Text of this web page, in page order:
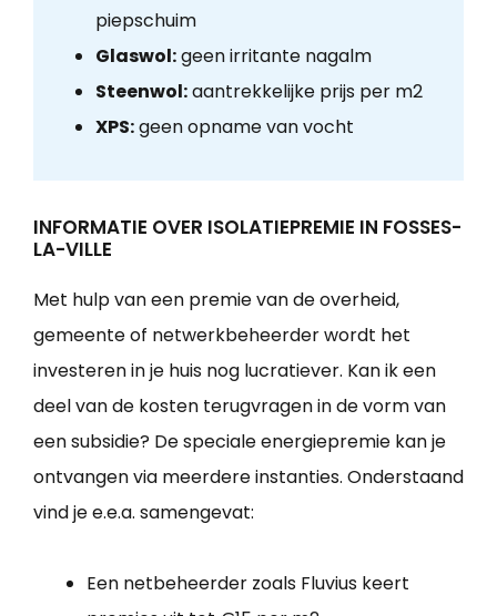
piepschuim
Glaswol:geen irritante nagalm
Steenwol:aantrekkelijke prijs per m2
XPS:geen opname van vocht
INFORMATIE OVER ISOLATIEPREMIE IN FOSSES-
LA-VILLE
Met hulp van een premie van de overheid,
gemeente of netwerkbeheerder wordt het
investeren in je huis nog lucratiever. Kan ik een
deel van de kosten terugvragen in de vorm van
een subsidie? De speciale energiepremie kan je
ontvangen via meerdere instanties. Onderstaand
vind je e.e.a. samengevat:
Een netbeheerder zoals Fluvius keert